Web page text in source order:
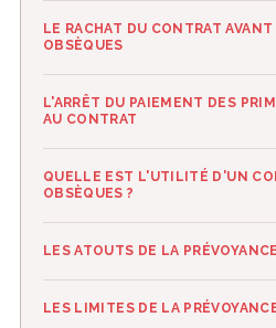
LE RACHAT DU CONTRAT AVANT
OBSÈQUES
L'ARRÊT DU PAIEMENT DES
AU CONTRAT
QUELLE EST L'UTILITÉ D'UN
OBSÈQUES ?
LES ATOUTS DE LA
LES LIMITES DE LA